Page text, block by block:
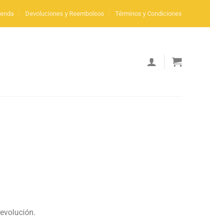
Devoluciones y Reembolsos Términos y Condiciones